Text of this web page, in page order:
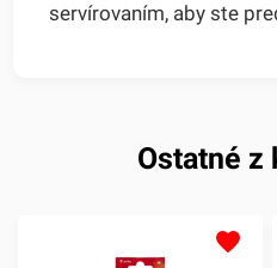
servírovaním, aby ste
Ostatné z